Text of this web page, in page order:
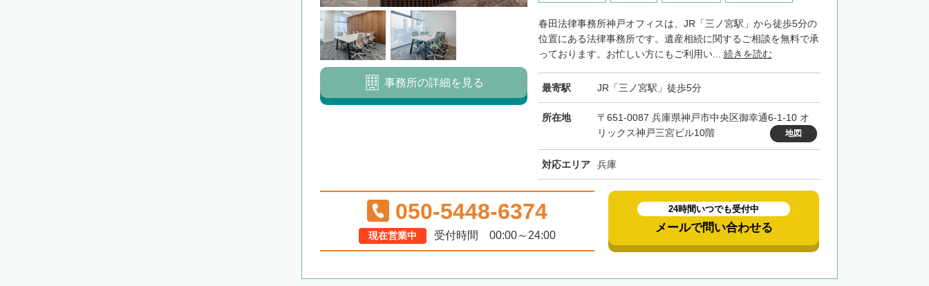
春田法律事務所神戸オフィスは、JR「三ノ宮駅」から徒歩5分の
位置にある法律事務所です。遺産相続に関するご相談を無料で承
っております。お忙しい方にもご利用い... 続きを読む
最寄駅 JR「三ノ宮駅」徒歩5分
所在地
〒651-0087 兵庫県神戸市中央区御幸通6-1-10 オ
リックス神戸三宮ビル10階
地図
対応エリア 兵庫
事務所の詳細を見る
050-5448-6374
現在営業中 受付時間 00:00～24:00
24時間いつでも受付中
メールで問い合わせる